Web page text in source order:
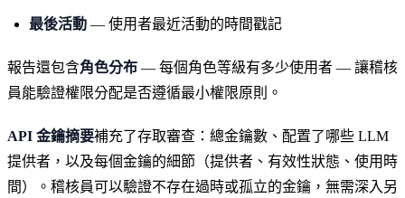
最後活動 — 使用者最近活動的時間戳記
報告還包含角色分布 — 每個角色等級有多少使用者 — 讓稽核
員能驗證權限分配是否遵循最小權限原則。
API 金鑰摘要補充了存取審查：總金鑰數、配置了哪些 LLM
提供者，以及每個金鑰的細節（提供者、有效性狀態、使用時
間）。稽核員可以驗證不存在過時或孤立的金鑰，無需深入另